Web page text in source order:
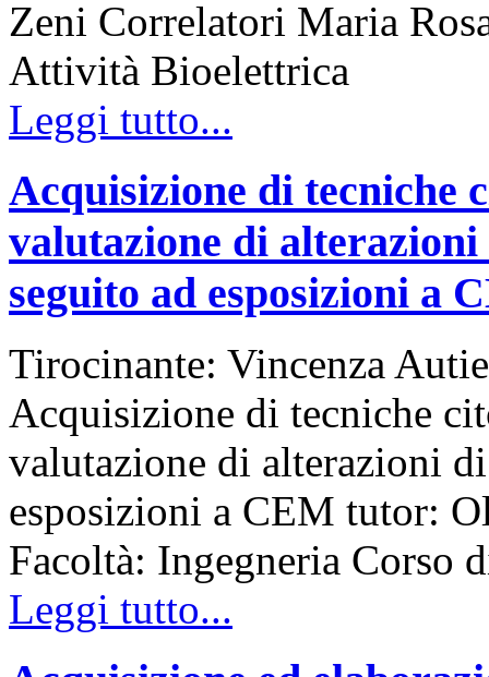
Zeni Correlatori Maria
Attività Bioelettrica
Leggi tutto...
Acquisizione di tecniche
valutazione di
seguito ad esposizioni a
Tirocinante: Vincenza
Acquisizione di tecniche
valutazione di alterazioni
esposizioni a CEM tutor:
Facoltà: Ingegneria
Leggi tutto...